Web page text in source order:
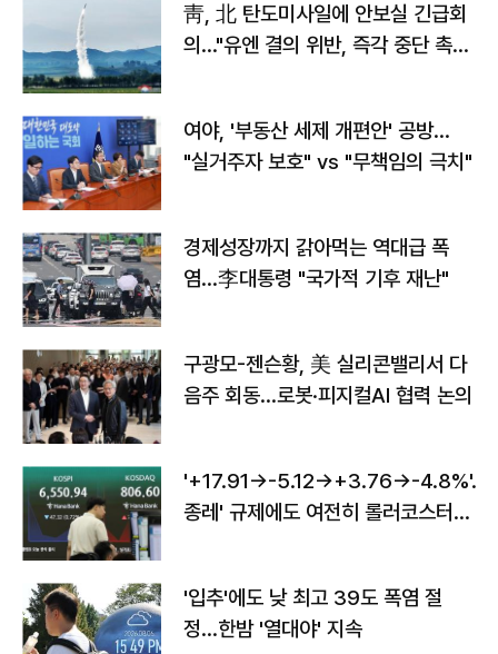
靑, 北 탄도미사일에 안보실 긴급회
의…"유엔 결의 위반, 즉각 중단 촉
여야, '부동산 세제 개편안' 공방…
"실거주자 보호" vs "무책임의 극치"
경제성장까지 갉아먹는 역대급 폭
염…李대통령 "국가적 기후 재난"
구광모-젠슨황, 美 실리콘밸리서 다
음주 회동…로봇·피지컬AI 협력 논의
'+17.91→-5.12→+3.76→-4.8%'…'
종레' 규제에도 여전히 롤러코스터
'입추'에도 낮 최고 39도 폭염 절
정…한밤 '열대야' 지속